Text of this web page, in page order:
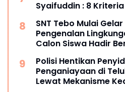
Syaifuddin : 8
SNT Tebo Mulai
Pengenalan
Calon Siswa Hadir
Polisi Hentikan
Penganiayaan di
Lewat Mekanisme